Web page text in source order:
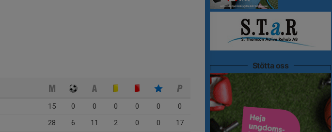
15 0 0 0 0 0
0
28 6 11 2 0 0
17
Stötta oss